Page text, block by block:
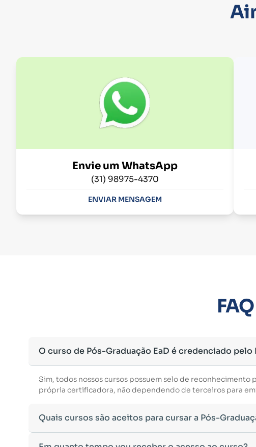
Envie um WhatsApp
(31) 98975-4370
ENVIAR MENSAGEM
O curso de Pós-Graduação EaD é credenciado pelo
Sim, todos nossos cursos possuem selo de reconhecimento
própria certificadora, não dependendo de terceiros para
Quais cursos são aceitos para cursar a Pós-